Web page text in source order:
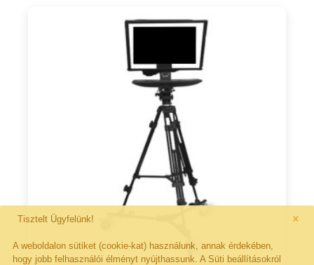
×
Tisztelt Ügyfelünk!
A weboldalon sütiket (cookie-kat) használunk, annak érdekében,
hogy jobb felhasználói élményt nyújthassunk. A Süti beállításokról